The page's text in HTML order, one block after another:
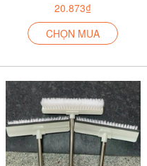
20.873₫
CHỌN MUA